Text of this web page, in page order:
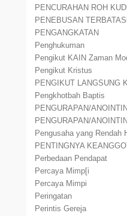
PENCURAHAN ROH
PENEBUSAN
PENGANGKATAN
Penghukuman
Pengikut KAIN Zaman
Pengikut Kristus
PENGIKUT LANGSUNG
Pengkhotbah Baptis
PENGURAPAN/
PENGURAPAN/
Pengusaha yang Rendah
PENTINGNYA
Perbedaan Pendapat
Percaya Mimp[i
Percaya Mimpi
Peringatan
Perintis Gereja